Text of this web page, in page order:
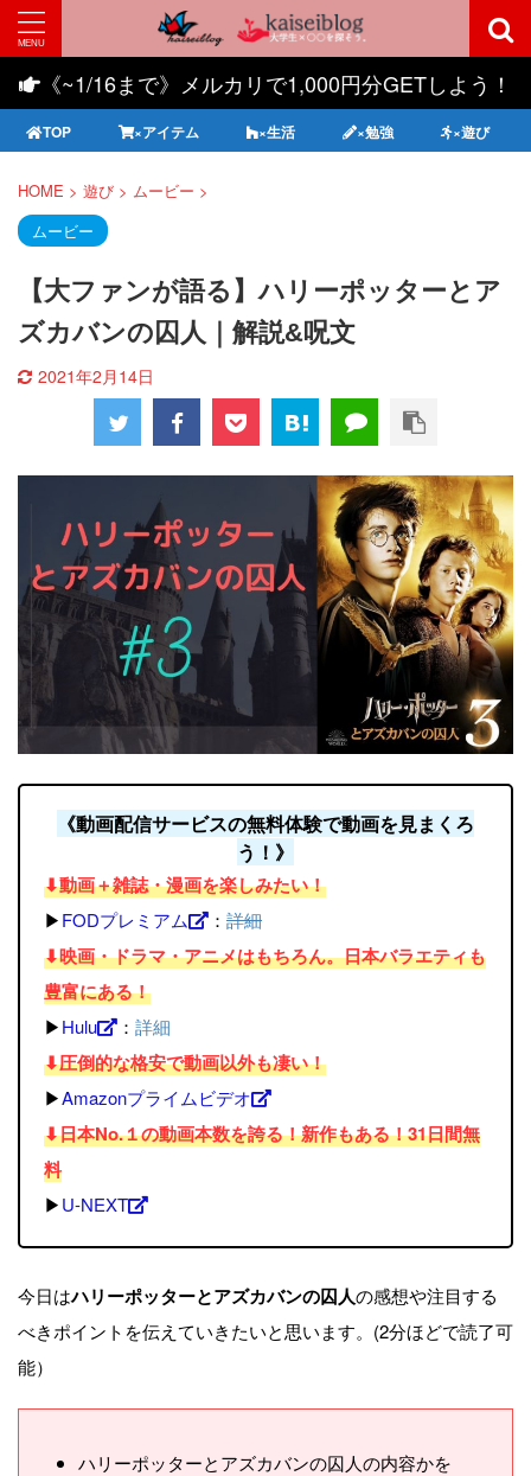
《~1/16まで》メルカリで1,000円分GETしよう！
TOP ×アイテム ×生活 ×勉強 ×遊び
HOME > 遊び > ムービー >
ムービー
【大ファンが語る】ハリーポッターとア
ズカバンの囚人｜解説&呪文
2021年2月14日
《動画配信サービスの無料体験で動画を見まくろ
う！》
⬇︎動画＋雑誌・漫画を楽しみたい！
▶︎FODプレミアム ： 詳細
⬇︎映画・ドラマ・アニメはもちろん。日本バラエティも
豊富にある！
▶︎Hulu ： 詳細
⬇︎圧倒的な格安で動画以外も凄い！
▶︎Amazonプライムビデオ
⬇︎日本No.１の動画本数を誇る！新作もある！31日間無
料
▶︎U-NEXT
今日はハリーポッターとアズカバンの囚人の感想や注目する
べきポイントを伝えていきたいと思います。(2分ほどで読了可
能）
ハリーポッターとアズカバンの囚人の内容かを